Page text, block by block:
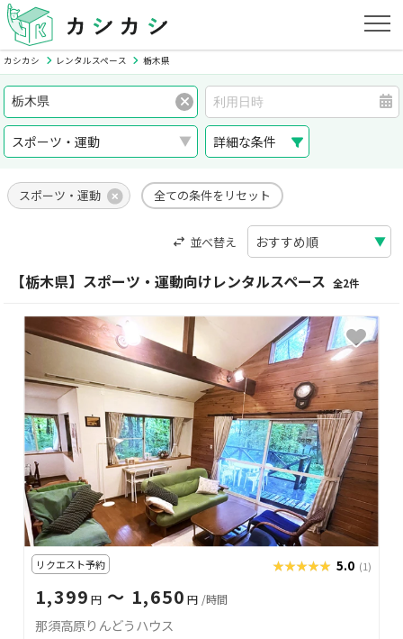
カシカシ レンタルスペース 栃木県
詳細な条件
スポーツ・運動 全ての条件をリセット
並べ替え
【栃木県】スポーツ・運動向けレンタルスペース 全2件
リクエスト予約 ★★★★★
★★★★★ 5.0 (1)
1,399 円 〜 1,650 円 /時間
那須高原りんどうハウス